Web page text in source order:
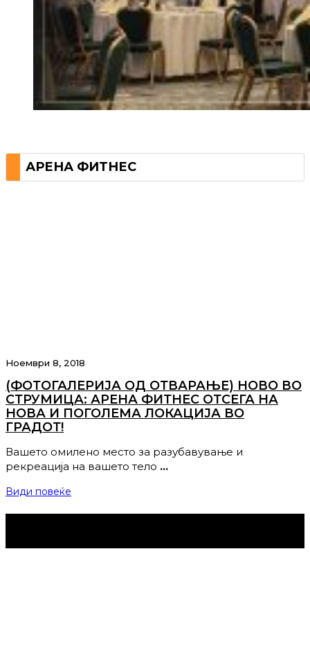
АРЕНА ФИТНЕС
Ноември 8, 2018
(ФОТОГАЛЕРИЈА ОД ОТВАРАЊЕ) НОВО ВО
СТРУМИЦА: АРЕНА ФИТНЕС ОТСЕГА НА
НОВА И ПОГОЛЕМА ЛОКАЦИЈА ВО
ГРАДОТ!
Вашето омилено место за разубавување и
рекреација на вашето тело …
Види повеќе